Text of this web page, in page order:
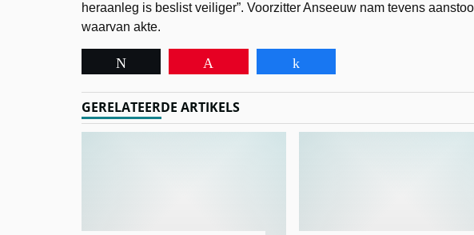
heraanleg is beslist veiliger”. Voorzitter Anseeuw nam tevens
waarvan akte.
GERELATEERDE ARTIKELS